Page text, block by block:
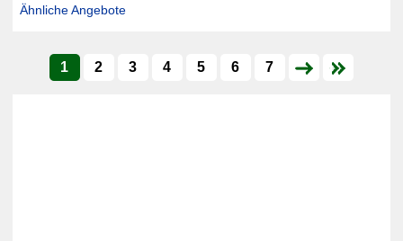
Ähnliche Angebote
1 2 3 4 5 6 7